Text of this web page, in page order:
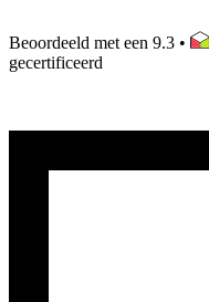
Beoordeeld met een 9.3 •
gecertificeerd